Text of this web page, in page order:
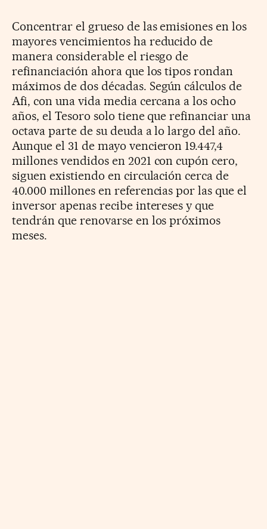
Concentrar el grueso de las emisiones en los
mayores vencimientos ha reducido de
manera considerable el riesgo de
refinanciación ahora que los tipos rondan
máximos de dos décadas. Según cálculos de
Afi, con una vida media cercana a los ocho
años, el Tesoro solo tiene que refinanciar una
octava parte de su deuda a lo largo del año.
Aunque el 31 de mayo vencieron 19.447,4
millones vendidos en 2021 con cupón cero,
siguen existiendo en circulación cerca de
40.000 millones en referencias por las que el
inversor apenas recibe intereses y que
tendrán que renovarse en los próximos
meses.